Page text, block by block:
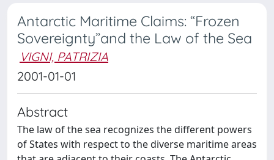
Antarctic Maritime Claims: “Frozen
Sovereignty”and the Law of the Sea
VIGNI, PATRIZIA
2001-01-01
Abstract
The law of the sea recognizes the different powers
of States with respect to the diverse maritime areas